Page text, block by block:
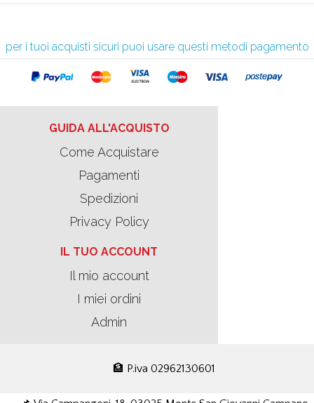
per i tuoi acquisti sicuri puoi usare questi metodi pagamento
GUIDA ALL'ACQUISTO
Come Acquistare
Pagamenti
Spedizioni
Privacy Policy
IL TUO ACCOUNT
Il mio account
I miei ordini
Admin
🏦 P.iva 02962130601